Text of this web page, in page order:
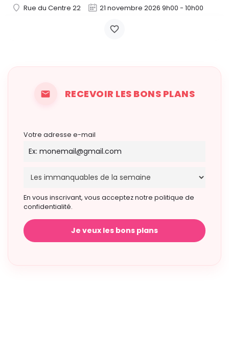
Rue du Centre 22 21 novembre 2026 9h00 - 10h00
RECEVOIR LES BONS PLANS
Votre adresse e-mail
En vous inscrivant, vous acceptez notre politique de
confidentialité.